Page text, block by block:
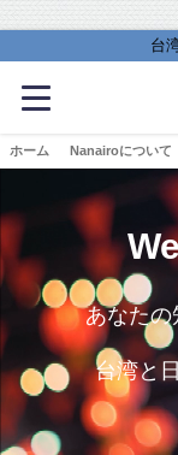
台
ホーム Nanairoについて
あなたの
台湾と